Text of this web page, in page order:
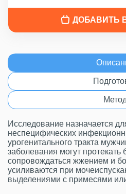
ДОБАВИТЬ
Метод
Исследование назначается
неспецифических
урогенитального тракта
заболевания могут протекать
сопровождаться жжением и
усиливаются при
выделениями с примесями